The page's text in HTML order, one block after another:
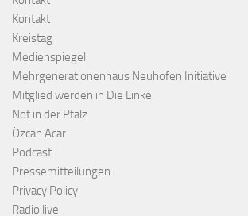
Kontakt
Kreistag
Medienspiegel
Mehrgenerationenhaus Neuhofen Initiative
Mitglied werden in Die Linke
Not in der Pfalz
Özcan Acar
Podcast
Pressemitteilungen
Privacy Policy
Radio live